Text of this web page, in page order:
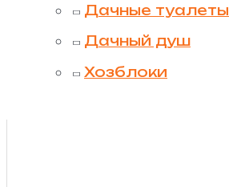
Дачные туалеты
Дачный душ
Хозблоки